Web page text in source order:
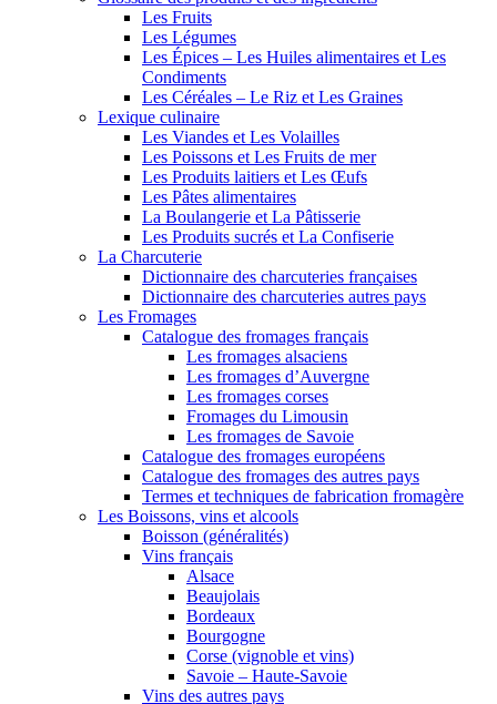
Les Fruits
Les Légumes
Les Épices – Les Huiles alimentaires et Les
Condiments
Les Céréales – Le Riz et Les Graines
Lexique culinaire
Les Viandes et Les Volailles
Les Poissons et Les Fruits de mer
Les Produits laitiers et Les Œufs
Les Pâtes alimentaires
La Boulangerie et La Pâtisserie
Les Produits sucrés et La Confiserie
La Charcuterie
Dictionnaire des charcuteries françaises
Dictionnaire des charcuteries autres pays
Les Fromages
Catalogue des fromages français
Les fromages alsaciens
Les fromages d’Auvergne
Les fromages corses
Fromages du Limousin
Les fromages de Savoie
Catalogue des fromages européens
Catalogue des fromages des autres pays
Termes et techniques de fabrication fromagère
Les Boissons, vins et alcools
Boisson (généralités)
Vins français
Alsace
Beaujolais
Bordeaux
Bourgogne
Corse (vignoble et vins)
Savoie – Haute-Savoie
Vins des autres pays